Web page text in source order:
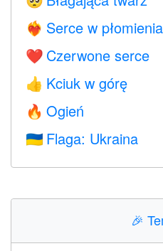
❤️‍🔥 Serce w
❤️ Czerwone serce
👍 Kciuk w górę
🔥 Ogień
🇺🇦 Flaga: Ukraina
🎉